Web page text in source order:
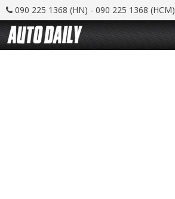
090 225 1368 (HN) - 090 225 1368 (HCM)